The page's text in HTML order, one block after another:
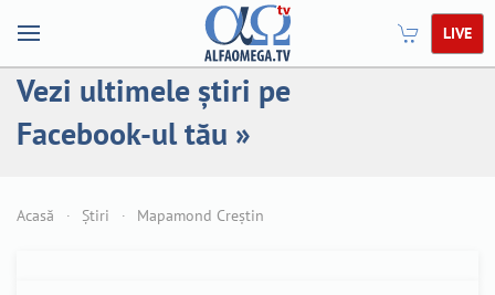
LIVE
Vezi ultimele știri pe
Facebook-ul tău »
Acasă Știri Mapamond Creștin